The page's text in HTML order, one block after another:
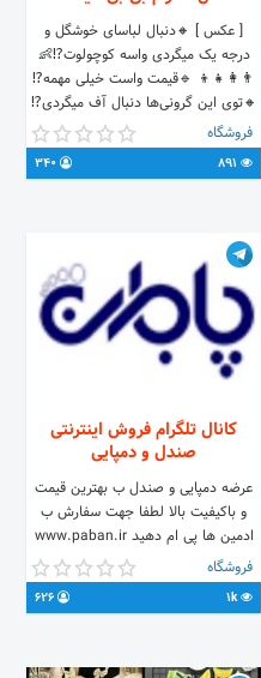
[ عکس ] 🔸دنبال لباسای خوشگل و
درجه یک میگردی واسه کوچولوت⁉️👶
👨‍👩‍👧‍👦 🔹قیمت واست خیلی مهمه⁉️
🔸توی این گرونی‌ها دنبال آف میگردی⁉️
🔻پس زودباش بیا🔻
فروشگاه
کانال تلگرام فروش اینترنتی
صندل و دمپایی
عرضه دمپایی و صندل ب بهترین قیمت
و باکیفیت بالا لطفا جهت سفارش ب
ادمین ها پی ام دهید www.paban.ir
فروشگاه
1k